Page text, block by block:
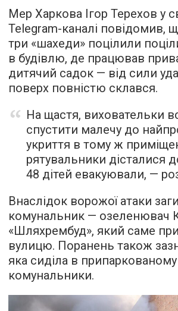
Мер Харкова Ігор Терехов у
Telegram-каналі повідомив,
три «шахеди» поцілили
в будівлю, де працював
дитячий садок — від сили
поверх повністю склався.
На щастя, виховательки
спустити малечу до
укриття в тому ж
рятувальники дісталися
48 дітей евакуювали, —
Внаслідок ворожої атаки
комунальник — озеленювач
«Шляхрембуд», який саме
вулицю. Поранень також
яка сиділа в припаркованому
комунальники.